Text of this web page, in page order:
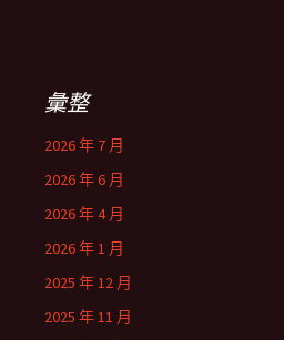
彙整
2026 年 7 月
2026 年 6 月
2026 年 4 月
2026 年 1 月
2025 年 12 月
2025 年 11 月